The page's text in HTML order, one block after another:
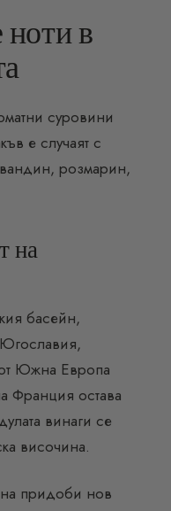
ноти в
суровини
е случаят с
розмарин,
на
басейн,
Южна Европа
Франция остава
винаги се
височина.
придоби нов